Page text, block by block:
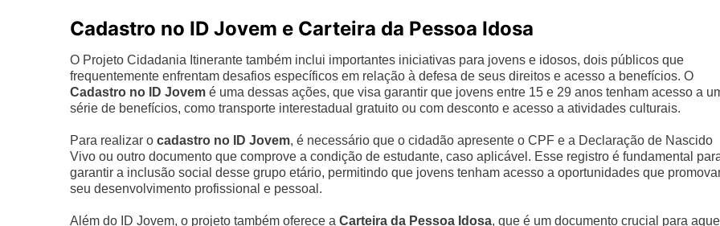
Cadastro no ID Jovem e Carteira da Pessoa Idosa
O Projeto Cidadania Itinerante também inclui importantes iniciativas para jovens e idosos, dois públicos que
frequentemente enfrentam desafios específicos em relação à defesa de seus direitos e acesso a benefícios. O
Cadastro no ID Jovem é uma dessas ações, que visa garantir que jovens entre 15 e 29 anos tenham acesso a
série de benefícios, como transporte interestadual gratuito ou com desconto e acesso a atividades culturais.
Para realizar o cadastro no ID Jovem, é necessário que o cidadão apresente o CPF e a Declaração de Nascido
Vivo ou outro documento que comprove a condição de estudante, caso aplicável. Esse registro é fundamental
garantir a inclusão social desse grupo etário, permitindo que jovens tenham acesso a oportunidades que
seu desenvolvimento profissional e pessoal.
Além do ID Jovem, o projeto também oferece a Carteira da Pessoa Idosa, que é um documento crucial para